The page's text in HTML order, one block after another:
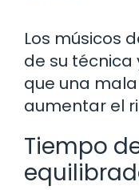
Los músicos
de su técnica
que una
aumentar el
Tiempo